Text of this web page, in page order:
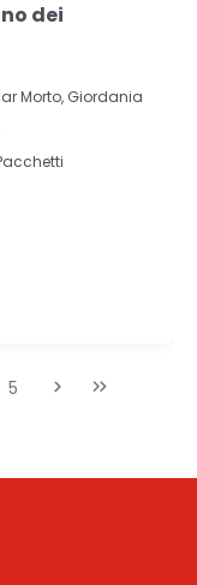
dei
Morto, Giordania
5